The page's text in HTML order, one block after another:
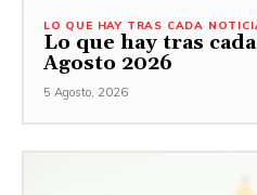
LO QUE HAY TRAS CADA
Lo que hay tras
Agosto 2026
5 Agosto, 2026